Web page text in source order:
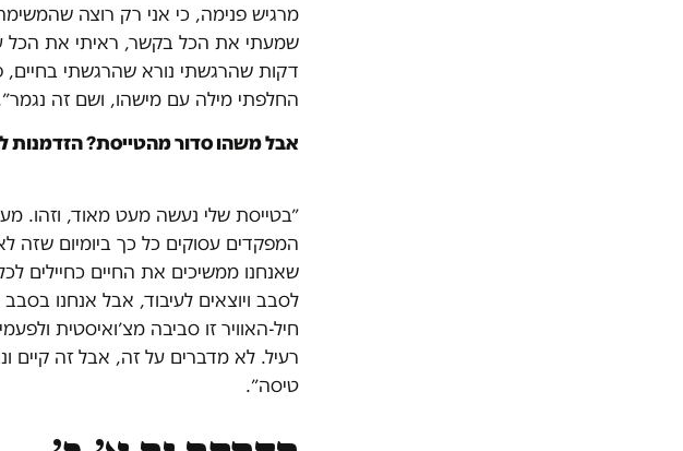
מרגיש פנימה, כי אני רק רוצה
שמעתי את הכל בקשר, ראיתי את הכל
דקות שהרגשתי נורא שהרגשתי בחיים,
החלפתי מילה עם מישהו, ושם זה
אבל משהו סדור מהטייסת? הזדמנות
״בטייסת שלי נעשה מעט מאוד, וזהו.
המפקדים עסוקים כל כך ביומיום שזה
שאנחנו ממשיכים את החיים כחיילים
חיל-האוויר זו סביבה מצ׳ואיסטית
רעיל. לא מדברים על זה, אבל זה קיים
טיסה״.